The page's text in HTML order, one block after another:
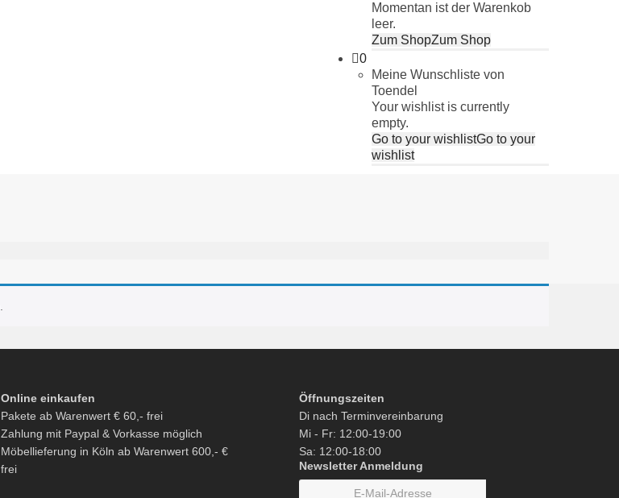
Momentan ist der Warenkob
leer.
Zum ShopZum Shop
0
Meine Wunschliste von
Toendel
Your wishlist is currently
empty.
Go to your wishlistGo to your
wishlist
Online einkaufen
Pakete ab Warenwert € 60,- frei
Zahlung mit Paypal & Vorkasse möglich
Möbellieferung in Köln ab Warenwert 600,- €
frei
Öffnungszeiten
Di nach Terminvereinbarung
Mi - Fr: 12:00-19:00
Sa: 12:00-18:00
Newsletter Anmeldung